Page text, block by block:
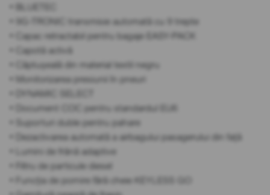
• BLUETEC
• 9G-TRONIC transmisie automată cu 9 trepte
• Capac retractabil pentru bagaje EASY-PACK
• Capotă activă
• Căptușeală din material textil negru
• Monitorizarea presiunii în pneuri
• DYNAMIC SELECT
• Document COC pentru standardul EU6
• Suporturi duble pentru pahare
• Dezactivarea automată a airbagului pasagerului din față
• Lumini de frână adaptive
• Filtru de particule diesel
• Funcția de pornire fără cheie KEYLESS GO